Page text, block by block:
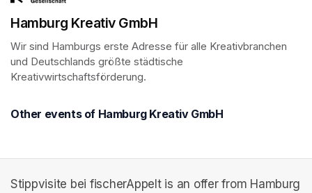
Hamburg Kreativ GmbH
Wir sind Hamburgs erste Adresse für alle Kreativbranchen
und Deutschlands größte städtische
Kreativwirtschaftsförderung.
Other events of Hamburg Kreativ GmbH
Stippvisite bei fischerAppelt is an offer from Hamburg